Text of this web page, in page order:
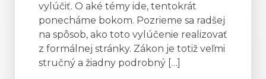
vylúčiť. O aké témy ide, tentokrát
ponecháme bokom. Pozrieme sa radšej
na spôsob, ako toto vylúčenie realizovať
z formálnej stránky. Zákon je totiž veľmi
stručný a žiadny podrobný […]